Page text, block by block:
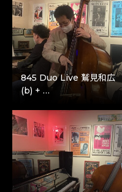
845 Duo Live 鷲見和広
(b) + …